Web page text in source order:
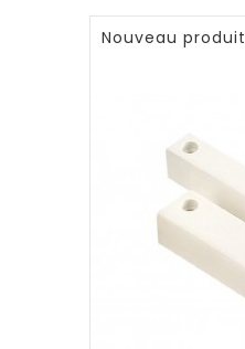
Nouveau produit